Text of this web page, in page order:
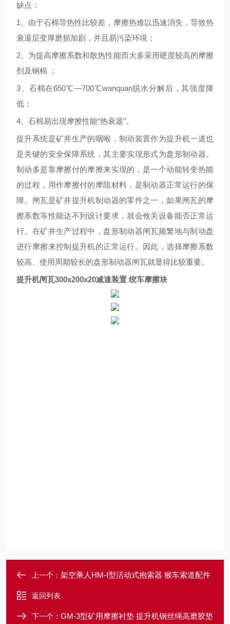
缺点：
1、由于石棉导热性比较差，摩擦热难以迅速消失，导致热
衰退层变厚磨损加剧，并且 易污染环境；
2、为提高摩擦系数和散热性能而大多采用硬度较高的摩擦
剂及钢棉
；
3、石棉在650℃—700℃wanquan脱水分解后，其强度降
低；
4、石棉易出现摩擦性能“热衰退"。
提升系统是矿井生产的咽喉，制动装置作为提升机一道也
是关键的安全保障系统，其主要实现形式为盘形制动器。
制动多是靠摩擦付的摩擦来实现的，是一个动能转变热能
的过程，用作摩擦付的摩阻材料，是制动器正常运行的保
障。闸瓦是矿井提升机制动器的零件之一 ，如果闸瓦的摩
擦系数等性能达不到设计要求，就会攸关设备能否正常运
行。在矿井生产过程中，盘形制动器闸瓦频繁地与制动盘
进行摩擦来控制提升机的正常运行。 因此，选择摩擦系数
较高、使用周期较长的盘形制动器闸瓦就显得比较重要。
提升机闸瓦300x200x20减速装置 绞车摩擦块
上一个： 架空乘人HM-I型活动式抱索器 猴车索道配件
返回列表
下一个： GM-3型矿用摩擦衬垫 提升机钢丝绳高磨胶垫